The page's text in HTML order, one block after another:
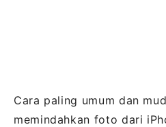
Cara paling umum dan
memindahkan foto dari